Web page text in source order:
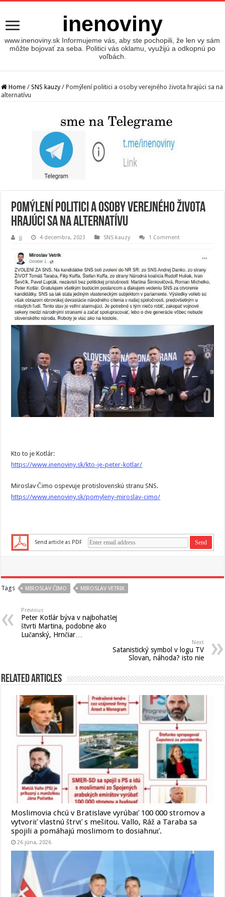
inenoviny
www.inenoviny.sk Informujeme vás, aby ste pochopili, že len vy sám
môžte bojovať za seba. Politici vás oklamu, využijú a odkopnú po
voľbách.
Home / SNS kauzy / Pomýlení politici a osoby verejného života hrajúci sa na
alternatívu
Pomýlení politici a osoby verejného života
hrajúci sa na alternatívu
jj 4 decembra, 2023 SNS kauzy 1 Comment
Kto to je Kotlár:
https://www.inenoviny.sk/kto-je-peter-kotlar/
Miroslav Čimo ospevuje protislovenskú stranu SNS.
https://www.inenoviny.sk/pomyleny-miroslav-cimo/
Send article as PDF
Tags MIROSLAV ČIMO MIROSLAV VETRIK
Previous
Peter Kotlár býva v najbohatšej
štvrti Martina, podobne ako
Lučanský, Hrnčiar…
Next
Satanistický symbol v logu TV
Slovan, náhoda? isto nie
Related Articles
Moslimovia chcú v Bratislave vyrúbať 100 000 stromov a
vytvoriť vlastnú štrvť s mešitou. Vallo, Ráž a Taraba sa
spojili a pomáhajú moslimom to dosiahnuť.
26 júna, 2026